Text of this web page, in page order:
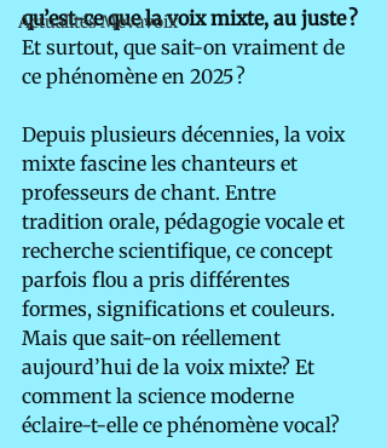
Actualités Mevavoix
qu’est-ce que la voix mixte, au juste ?
Et surtout, que sait-on vraiment de
ce phénomène en 2025 ?
Depuis plusieurs décennies, la voix
mixte fascine les chanteurs et
professeurs de chant. Entre
tradition orale, pédagogie vocale et
recherche scientifique, ce concept
parfois flou a pris différentes
formes, significations et couleurs.
Mais que sait-on réellement
aujourd’hui de la voix mixte? Et
comment la science moderne
éclaire-t-elle ce phénomène vocal?